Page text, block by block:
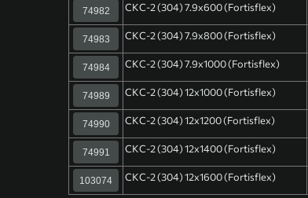
74982 СКС-2 (304) 7.9х600 (Fortisflex)
74983 СКС-2 (304) 7.9х800 (Fortisflex)
74984 СКС-2 (304) 7.9х1000 (Fortisflex)
74989 СКС-2 (304) 12х1000 (Fortisflex)
74990 СКС-2 (304) 12х1200 (Fortisflex)
74991 СКС-2 (304) 12х1400 (Fortisflex)
103074 СКС-2 (304) 12х1600 (Fortisflex)